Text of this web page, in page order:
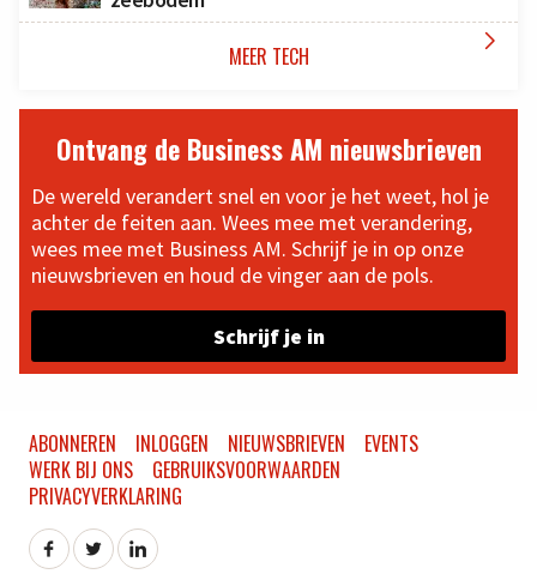
MEER TECH 
Ontvang de Business AM nieuwsbrieven
De wereld verandert snel en voor je het weet, hol je
achter de feiten aan. Wees mee met verandering,
wees mee met Business AM. Schrijf je in op onze
nieuwsbrieven en houd de vinger aan de pols.
Schrijf je in
ABONNEREN INLOGGEN NIEUWSBRIEVEN
EVENTS
WERK BIJ ONS
GEBRUIKSVOORWAARDEN
PRIVACYVERKLARING